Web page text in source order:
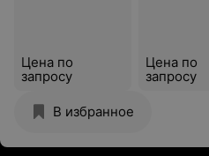
Цена по
запросу
Цена по
запросу
В избранное